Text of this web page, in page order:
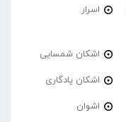
اسرار
اشکان شمسایی
اشکان یادگاری
اشوان